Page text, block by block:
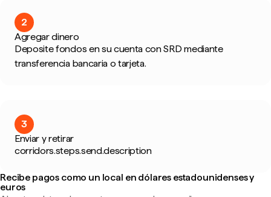
2
Agregar dinero
Deposite fondos en su cuenta con SRD mediante
transferencia bancaria o tarjeta.
3
Enviar y retirar
corridors.steps.send.description
Recibe pagos como un local en dólares estadounidenses y
euros